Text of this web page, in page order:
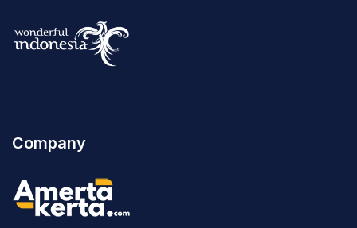
Company